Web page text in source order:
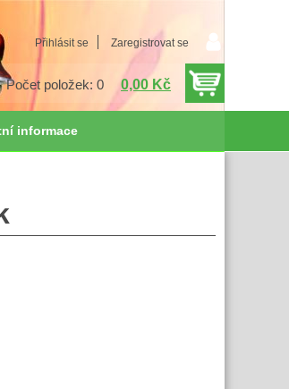
Přihlásit se Zaregistrovat se
Počet položek: 0 0,00 Kč
informace